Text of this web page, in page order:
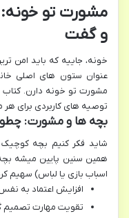
مشورت تو خونه:
و گفت
خونه، جاییه که باید امن
عنوان ستون های اصلی
مشورت تو خونه دارن.
توصیه های کاربردی برای هر
بچه ها و مشورت:
شاید فکر کنیم بچه
همین سنین پایین میشه
اسباب بازی یا لباس) سهیم
افزایش اعتماد به
تقویت مهارت تصمیم